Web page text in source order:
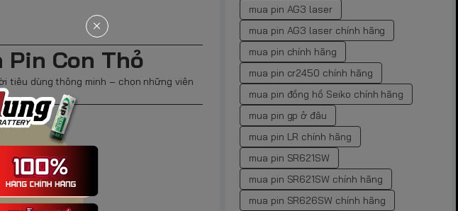
Pin Con Thỏ
tiêu dùng thông minh – chọn những viên
mua pin AG3 laser
mua pin AG3 laser chính hãng
mua pin chính hãng
mua pin cr2450 chính hãng
mua pin đồng hồ Seiko chính hãng
mua pin gp ở đâu
mua pin LR chính hãng
mua pin SR621SW
mua pin SR621SW chính hãng
mua pin SR626SW chính hãng